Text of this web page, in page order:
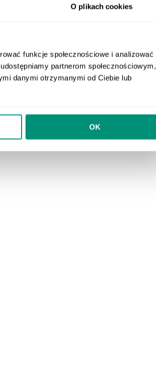
O plikach cookies
funkcje społecznościowe i analizować
partnerom społecznościowym,
danymi otrzymanymi od Ciebie lub
OK